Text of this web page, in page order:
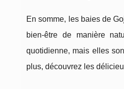
En somme, les baies de
bien-être de manière
quotidienne, mais elles
plus, découvrez les